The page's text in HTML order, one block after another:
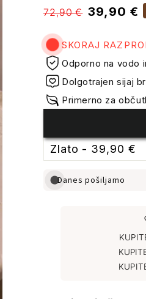
Običajna
72,90 € Prodajne
39,90 €
SKORAJ
Odporno na vodo
Dolgotrajen sijaj
Primerno za
Danes pošiljamo